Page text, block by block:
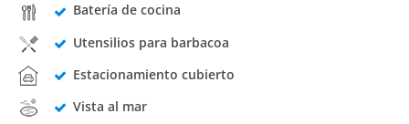
Batería de cocina
Utensilios para barbacoa
Estacionamiento cubierto
Vista al mar